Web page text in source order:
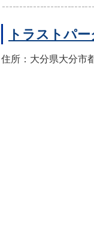
トラストパ
住所：大分県大分市